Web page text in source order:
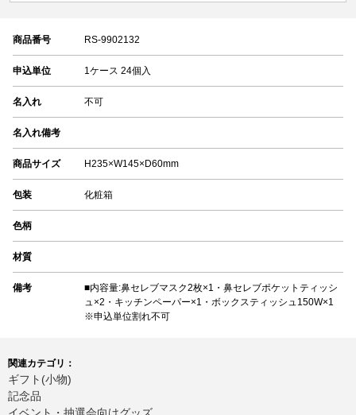
商品番号 RS-9902132
申込単位 1ケース 24個入
名入れ 不可
名入れ備考
商品サイズ H235×W145×D60mm
包装 化粧箱
色柄
材質
備考
■内容量:鼻セレブマスク2枚×1・鼻セレブポケットティッシ
ュ×2・キッチンペーパー×1・ボックスティッシュ150W×1
※申込単位割れ不可
関連カテゴリ：
ギフト(小物)
記念品
イベント・抽選会向けグッズ